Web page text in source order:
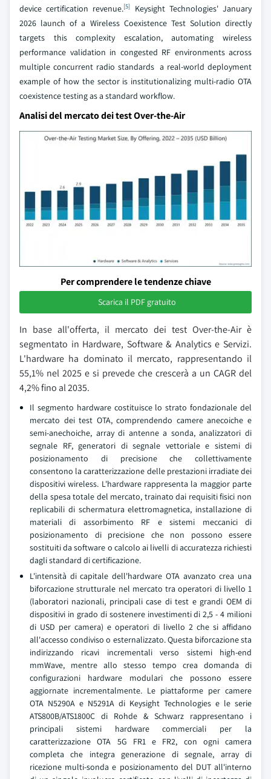
device certification revenue.[5]
Keysight Technologies' January
2026 launch of a Wireless Coexistence Test Solution directly
targets this complexity escalation, automating wireless
performance validation in congested RF environments across
multiple concurrent radio standards a real-world deployment
example of how the sector is institutionalizing multi-radio OTA
coexistence testing as a standard workflow.
Analisi del mercato dei test Over-the-Air
Per comprendere le tendenze chiave
Scarica il PDF gratuito
In base all'offerta, il mercato dei test Over-the-Air è
segmentato in Hardware, Software & Analytics e Servizi.
L'hardware ha dominato il mercato, rappresentando il
55,1% nel 2025 e si prevede che crescerà a un CAGR del
4,2% fino al 2035.
Il segmento hardware costituisce lo strato fondazionale del
mercato dei test OTA, comprendendo camere anecoiche e
semi-anechoiche, array di antenne a sonda, analizzatori di
segnale RF, generatori di segnale vettoriale e sistemi di
posizionamento di precisione che collettivamente
consentono la caratterizzazione delle prestazioni irradiate dei
dispositivi wireless. L'hardware rappresenta la maggior parte
della spesa totale del mercato, trainato dai requisiti fisici non
replicabili di schermatura elettromagnetica, installazione di
materiali di assorbimento RF e sistemi meccanici di
posizionamento di precisione che non possono essere
sostituiti da software o calcolo ai livelli di accuratezza richiesti
dagli standard di certificazione.
L'intensità di capitale dell'hardware OTA avanzato crea una
biforcazione strutturale nel mercato tra operatori di livello 1
(laboratori nazionali, principali case di test e grandi OEM di
dispositivi in grado di sostenere investimenti di 2,5 - 4 milioni
di USD per camera) e operatori di livello 2 che si affidano
all'accesso condiviso o esternalizzato. Questa biforcazione sta
indirizzando ricavi incrementali verso sistemi high-end
mmWave, mentre allo stesso tempo crea domanda di
configurazioni hardware modulari che possono essere
aggiornate incrementalmente. Le piattaforme per camere
OTA N5290A e N5291A di Keysight Technologies e le serie
ATS800B/ATS1800C di Rohde & Schwarz rappresentano i
principali sistemi hardware commerciali per la
caratterizzazione OTA 5G FR1 e FR2, con ogni camera
completa che integra generazione di segnale, array di
ricezione multi-sonda e posizionamento del DUT all'interno